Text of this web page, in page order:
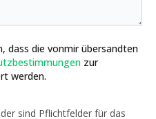
dass die vonmir übersandten
zur
werden.
sind Pflichtfelder für das